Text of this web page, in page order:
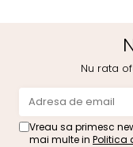
Nu rata
Vreau sa primesc
mai multe in Politica